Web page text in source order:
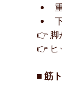
👉 脚
👉 ヒ
■ 筋